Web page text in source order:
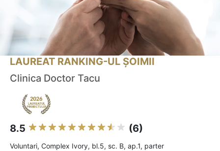
LAUREAT RANKING-UL ȘOIMII
Clinica Doctor Tacu
8.5 (6)
Voluntari, Complex Ivory, bl.5, sc. B, ap.1, parter